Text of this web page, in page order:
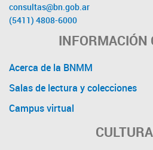
consultas@bn.gob.ar
(5411) 4808-6000
INFORMACIÓN
Acerca de la BNMM
Salas de lectura y colecciones
Campus virtual